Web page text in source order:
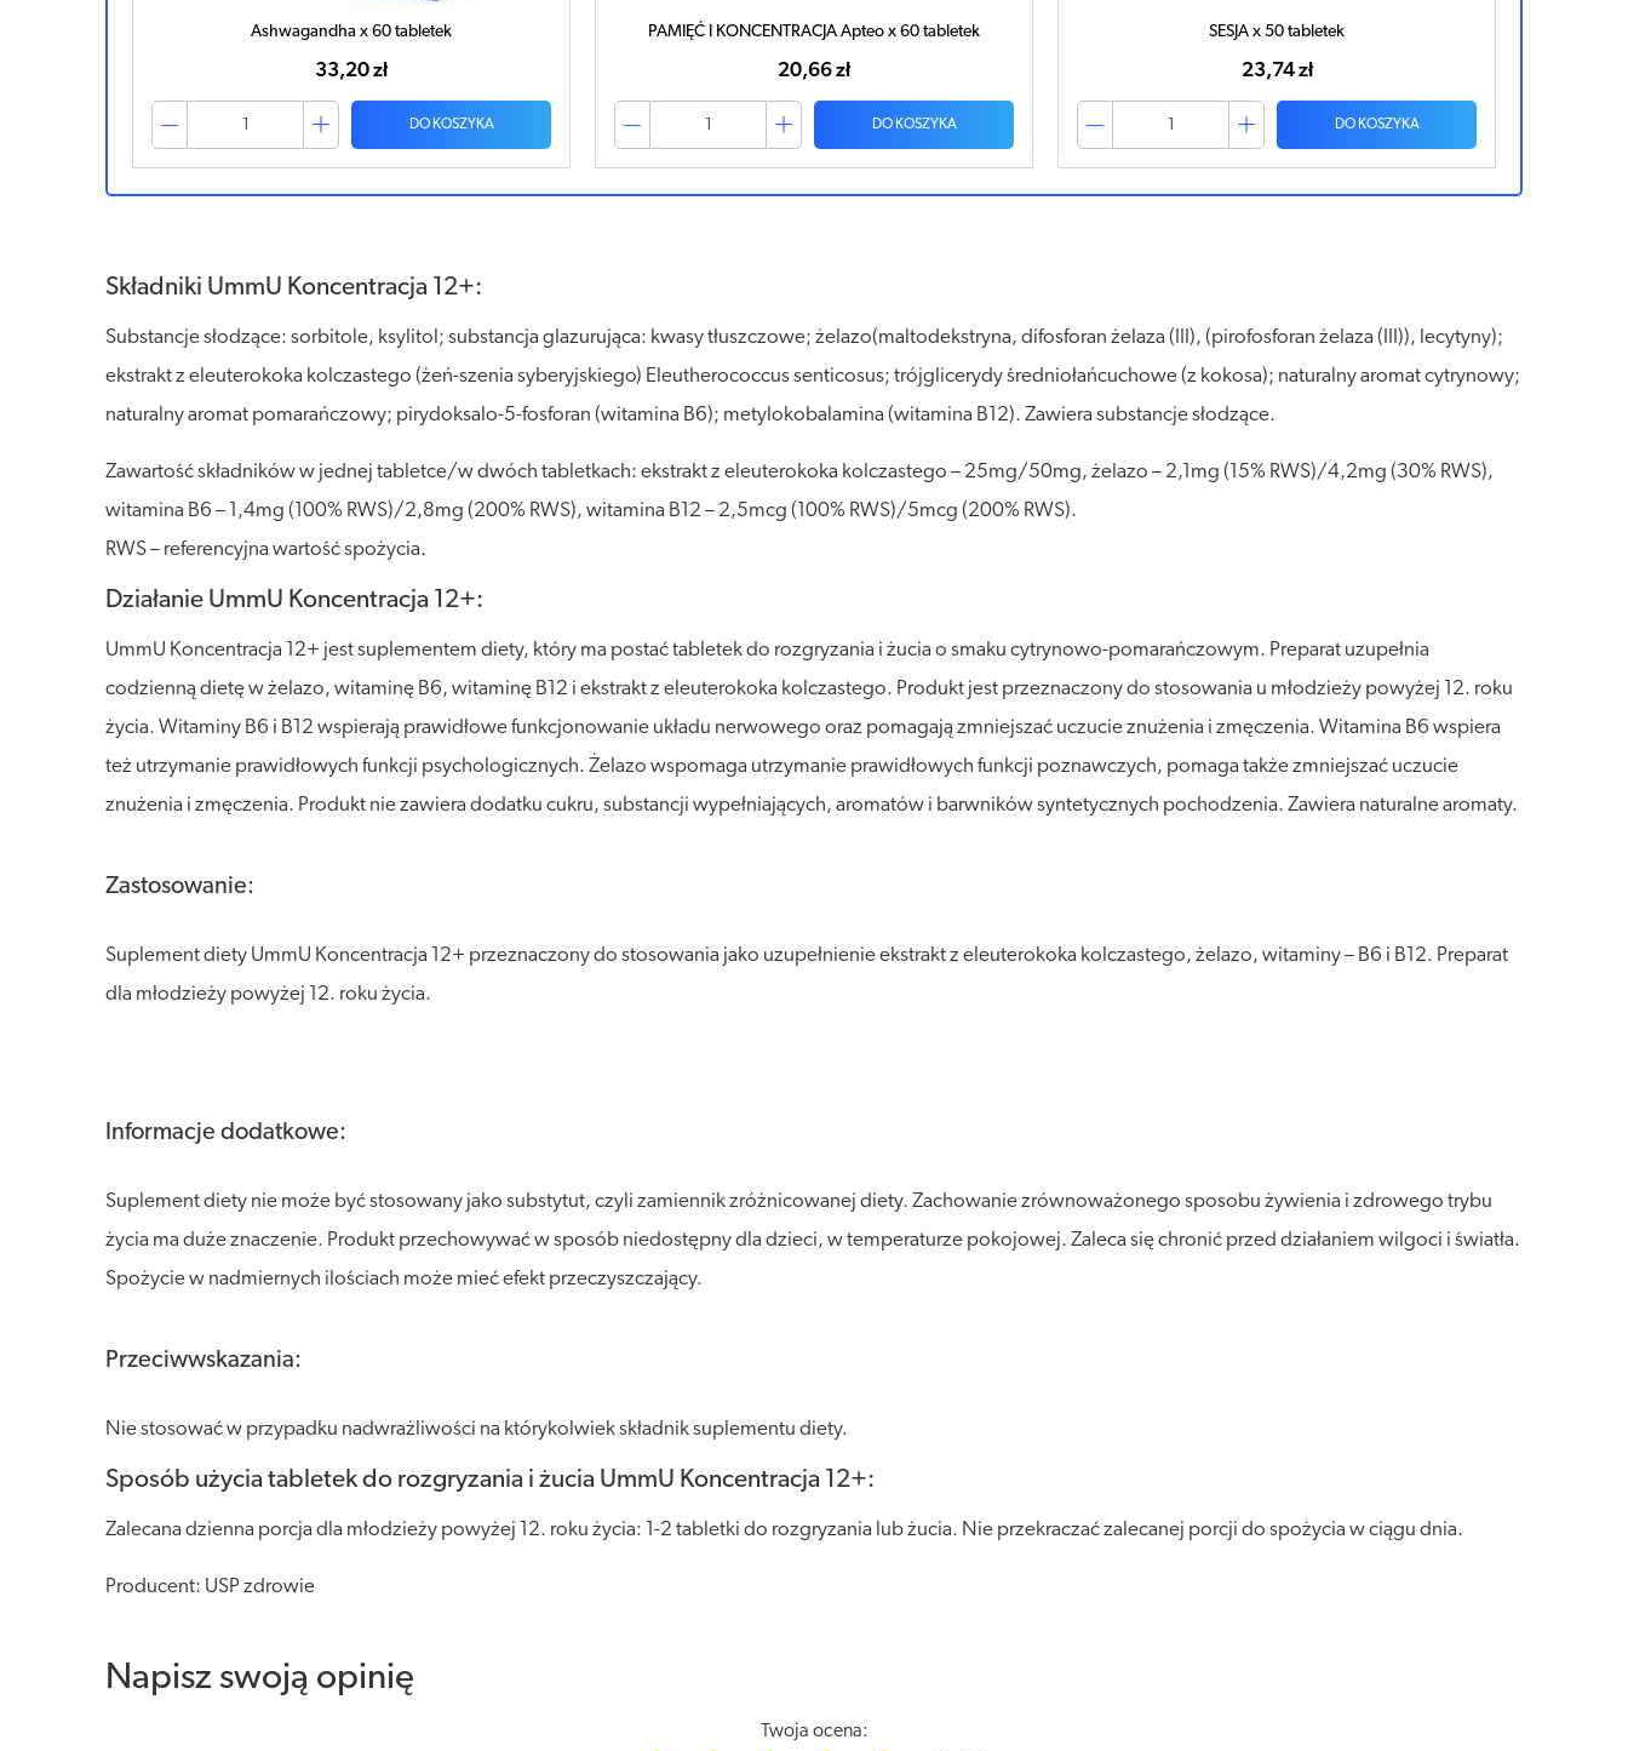
PAMIĘĆ I KONCENTRACJA Apteo x 60 tabletek
20,66 zł
DO KOSZYKA
SESJA x 50 tabletek
23,74 zł
DO KOSZYKA
TANAKAN x 90 tabletek
97,50 zł
DO KOSZYKA
Składniki UmmU Koncentracja 12+:
Substancje słodzące: sorbitole, ksylitol; substancja glazurująca: kwasy tłuszczowe; żelazo(maltodekstryna, difosforan żelaza (III), (pirofosforan żelaza (III)), lecytyny);
ekstrakt z eleuterokoka kolczastego (żeń-szenia syberyjskiego) Eleutherococcus senticosus; trójglicerydy średniołańcuchowe (z kokosa); naturalny aromat cytrynowy;
naturalny aromat pomarańczowy; pirydoksalo-5-fosforan (witamina B6); metylokobalamina (witamina B12). Zawiera substancje słodzące.
Zawartość składników w jednej tabletce/w dwóch tabletkach: ekstrakt z eleuterokoka kolczastego – 25mg/50mg, żelazo – 2,1mg (15% RWS)/4,2mg (30% RWS),
witamina B6 – 1,4mg (100% RWS)/2,8mg (200% RWS), witamina B12 – 2,5mcg (100% RWS)/5mcg (200% RWS).
RWS – referencyjna wartość spożycia.
Działanie UmmU Koncentracja 12+:
UmmU Koncentracja 12+ jest suplementem diety, który ma postać tabletek do rozgryzania i żucia o smaku cytrynowo-pomarańczowym. Preparat uzupełnia
codzienną dietę w żelazo, witaminę B6, witaminę B12 i ekstrakt z eleuterokoka kolczastego. Produkt jest przeznaczony do stosowania u młodzieży powyżej 12. roku
życia. Witaminy B6 i B12 wspierają prawidłowe funkcjonowanie układu nerwowego oraz pomagają zmniejszać uczucie znużenia i zmęczenia. Witamina B6 wspiera
też utrzymanie prawidłowych funkcji psychologicznych. Żelazo wspomaga utrzymanie prawidłowych funkcji poznawczych, pomaga także zmniejszać uczucie
znużenia i zmęczenia. Produkt nie zawiera dodatku cukru, substancji wypełniających, aromatów i barwników syntetycznych pochodzenia. Zawiera naturalne aromaty.
Zastosowanie:
Suplement diety UmmU Koncentracja 12+ przeznaczony do stosowania jako uzupełnienie ekstrakt z eleuterokoka kolczastego, żelazo, witaminy – B6 i B12. Preparat
dla młodzieży powyżej 12. roku życia.
Informacje dodatkowe:
Suplement diety nie może być stosowany jako substytut, czyli zamiennik zróżnicowanej diety. Zachowanie zrównoważonego sposobu żywienia i zdrowego trybu
życia ma duże znaczenie. Produkt przechowywać w sposób niedostępny dla dzieci, w temperaturze pokojowej. Zaleca się chronić przed działaniem wilgoci i światła.
Spożycie w nadmiernych ilościach może mieć efekt przeczyszczający.
Przeciwwskazania:
Nie stosować w przypadku nadwrażliwości na którykolwiek składnik suplementu diety.
Sposób użycia tabletek do rozgryzania i żucia UmmU Koncentracja 12+:
Zalecana dzienna porcja dla młodzieży powyżej 12. roku życia: 1-2 tabletki do rozgryzania lub żucia. Nie przekraczać zalecanej porcji do spożycia w ciągu dnia.
Producent: USP zdrowie
Napisz swoją opinię
Twoja ocena: